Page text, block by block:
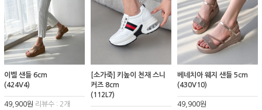
이벨 샌들 6cm
(424V4)
49,900원 리뷰수 : 2개
[소가죽] 키높이 천재 스니
커즈 8cm
(112L7)
베네치아 웨지 샌들 5cm
(430V10)
49,900원